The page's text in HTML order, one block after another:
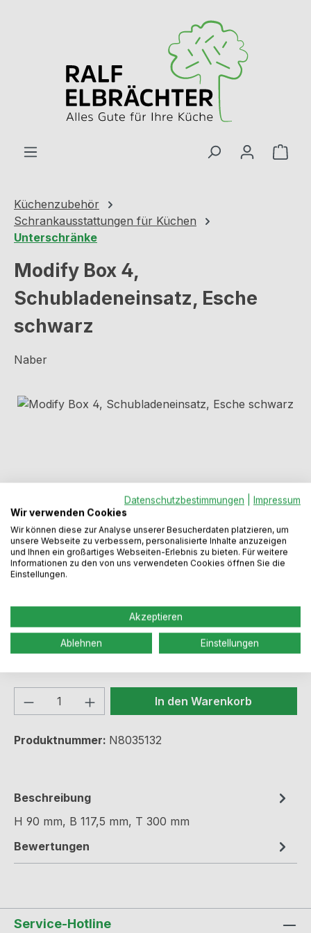
Küchenzubehör
Schrankausstattungen für Küchen
Unterschränke
Modify Box 4,
Schubladeneinsatz, Esche
schwarz
Naber
Bildergalerie überspringen
Regulärer Preis:
49,99 €
Preise inkl. MwSt. zzgl. Versandkosten
Sofort verfügbar, Lieferzeit: 2-5 Werktage
Produkt Anzahl: Gib denIn den Warenkorb
Produktnummer: N8035132
Beschreibung
H 90 mm, B 117,5 mm, T 300 mm
Bewertungen
Service-Hotline
Datenschutzbestimmungen
Impressum
Wir verwenden Cookies
Wir können diese zur Analyse unserer Besucherdaten platzieren, um
unsere Webseite zu verbessern, personalisierte Inhalte anzuzeigen
und Ihnen ein großartiges Webseiten-Erlebnis zu bieten. Für weitere
Informationen zu den von uns verwendeten Cookies öffnen Sie die
Einstellungen.
Akzeptieren
Ablehnen Einstellungen